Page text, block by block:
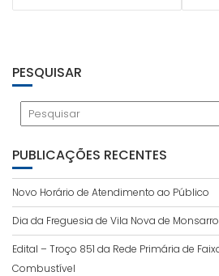
PESQUISAR
PUBLICAÇÕES RECENTES
Novo Horário de Atendimento ao Público
Dia da Freguesia de Vila Nova de
Edital – Troço 851 da Rede Primária de
Combustível